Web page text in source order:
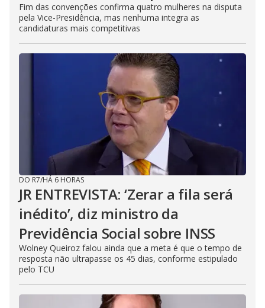
Fim das convenções confirma quatro mulheres na disputa
pela Vice-Presidência, mas nenhuma integra as
candidaturas mais competitivas
DO R7/HÁ 6 HORAS
JR ENTREVISTA: ‘Zerar a fila será
inédito’, diz ministro da
Previdência Social sobre INSS
Wolney Queiroz falou ainda que a meta é que o tempo de
resposta não ultrapasse os 45 dias, conforme estipulado
pelo TCU